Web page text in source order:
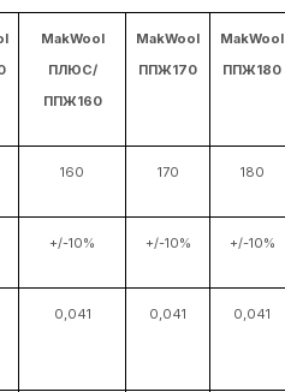
MakWool
ПЛЮС/
ППЖ160
MakWool
ППЖ170
MakWool
ППЖ180
160 170 180
+/-10% +/-10% +/-10%
0,041 0,041 0,041